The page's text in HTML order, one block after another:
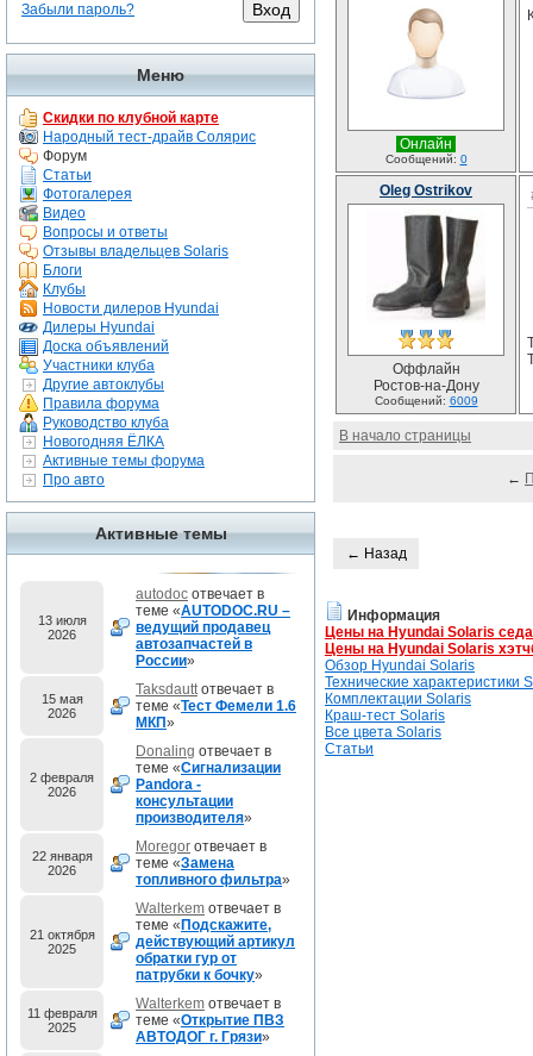
Забыли пароль?
Меню
Скидки по клубной карте
Народный тест-драйв Солярис
Форум
Статьи
Фотогалерея
Видео
Вопросы и ответы
Отзывы владельцев Solaris
Блоги
Клубы
Новости дилеров Hyundai
Дилеры Hyundai
Доска объявлений
Участники клуба
Другие автоклубы
Правила форума
Руководство клуба
Новогодняя ЁЛКА
Активные темы форума
Про авто
Активные темы
13 июля
2026
autodoc отвечает в
теме «AUTODOC.RU –
ведущий продавец
автозапчастей в
России»
15 мая
2026
Taksdauttотвечает в
теме «Тест Фемели 1.6
МКП»
2 февраля
2026
Donaling отвечает в
теме «Сигнализации
Pandora -
консультации
производителя»
22 января
2026
Moregor отвечает в
теме «Замена
топливного фильтра»
21 октября
2025
Walterkem отвечает в
теме « Подскажите,
действующий артикул
обратки гур от
патрубки к бочку»
11 февраля
2025
Walterkem отвечает в
теме «Открытие ПВЗ
АВТОДОГ г. Грязи»
Онлайн
Сообщений: 0
Oleg Ostrikov
Оффлайн
Ростов-на-Дону
Сообщений: 6009
В начало страницы
←
← Назад
Информация
Цены на Hyundai Solaris
Цены на Hyundai Solaris
Обзор Hyundai Solaris
Технические характеристики
Комплектации Solaris
Краш-тест Solaris
Все цвета Solaris
Статьи